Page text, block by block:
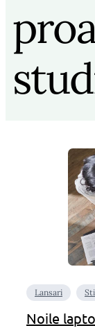
Lansari
Noile